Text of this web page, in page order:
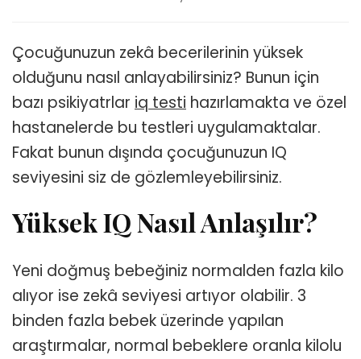
için
Çocuğunuzun zekâ becerilerinin yüksek
olduğunu nasıl anlayabilirsiniz? Bunun için
bazı psikiyatrlar iq testi hazırlamakta ve özel
hastanelerde bu testleri uygulamaktalar.
Fakat bunun dışında çocuğunuzun IQ
seviyesini siz de gözlemleyebilirsiniz.
Yüksek IQ Nasıl Anlaşılır?
Yeni doğmuş bebeğiniz normalden fazla kilo
alıyor ise zekâ seviyesi artıyor olabilir. 3
binden fazla bebek üzerinde yapılan
araştırmalar, normal bebeklere oranla kilolu